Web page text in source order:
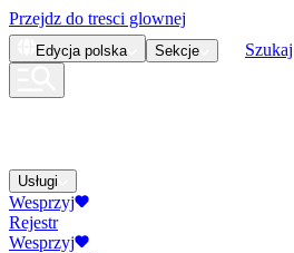
Przejdz do tresci glownej
Edycja polska Sekcje Szukaj
Usługi
Wesprzyj
Rejestr
Wesprzyj